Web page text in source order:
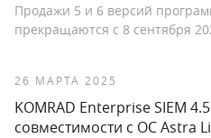
Продажи 5 и 6 версий
прекращаются с 8 сентября
26 МАРТА 2025
KOMRAD Enterprise SIEM
совместимости с ОС Astra